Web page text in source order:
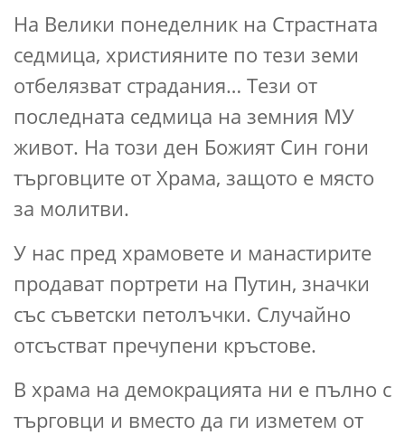
На Велики понеделник на Страстната
седмица, християните по тези земи
отбелязват страдания… Тези от
последната седмица на земния МУ
живот. На този ден Божият Син гони
търговците от Храма, защото е място
за молитви.
У нас пред храмовете и манастирите
продават портрети на Путин, значки
със съветски петолъчки. Случайно
отсъстват пречупени кръстове.
В храма на демокрацията ни е пълно с
търговци и вместо да ги изметем от